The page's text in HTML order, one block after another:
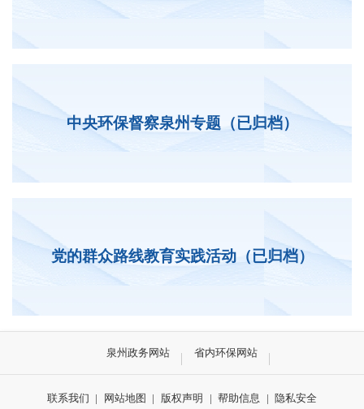
中央环保督察泉州专题（已归档）
党的群众路线教育实践活动（已归档）
泉州政务网站 省内环保网站
联系我们 | 网站地图 | 版权声明 | 帮助信息 | 隐私安全